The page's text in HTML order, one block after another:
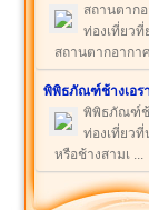
สถานตาก
ท่องเที่ยว
สถานตากอากา
พิพิธภัณฑ์ช้างเอร
พิพิธภัณฑ์ช้
ท่องเที่ยว
หรือช้างสามเ ...